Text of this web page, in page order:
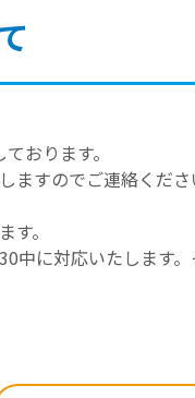
おります。
ますのでご連絡くださ
。
に対応いたします